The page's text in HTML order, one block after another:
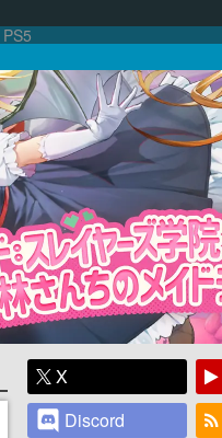
PS5
X
Discord